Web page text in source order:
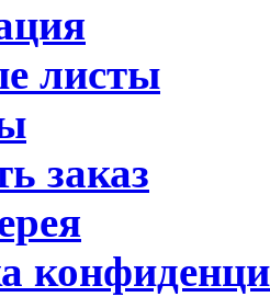
листы
заказ